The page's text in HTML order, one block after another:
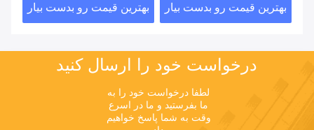
بهترین قیمت رو بدست بیار بهترین قیمت رو بدست بیار
درخواست خود را ارسال کنید